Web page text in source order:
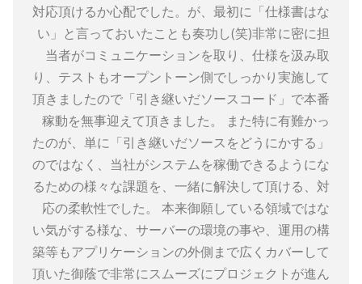
対応頂けるか心配でした。が、最初に「仕様書はな
い」と言っておいたことも奏功し(笑)非常に密に担
当者がコミュニケーションを取り、仕様を汲み取
り、テストもオープントーン側でしっかり実施して
頂きましたので「引き継いだソースコード」で本番
稼動を無事迎えて頂きました。 また特に有難かっ
たのが、単に「引き継いだソースをどうにかする」
のではなく、当社がシステムを稼働できるようにな
るための様々な課題を、一緒に解決して頂ける、対
応の柔軟性でした。 本来御願している領域ではな
い気がする様な、サーバーの環境の事や、運用の構
築等もアプリケーションの外側まで広くカバーして
頂いた御蔭で非常にスムーズにプロジェクトが進ん